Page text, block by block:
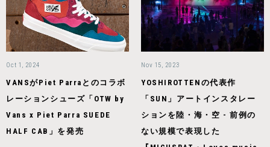
Oct 1, 2024
VANSがPiet Parraとのコラボ
レーションシューズ「OTW by
Vans x Piet Parra SUEDE
HALF CAB」を発売
Nov 15, 2023
YOSHIROTTENの代表作
「SUN」アートインスタレー
ションを陸・海・空 - 前例の
ない規模で表現した